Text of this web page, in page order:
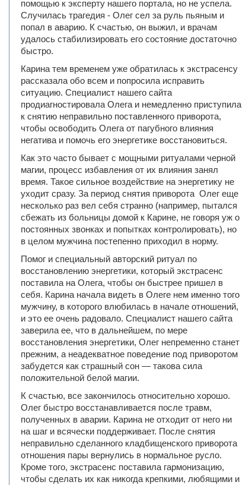
помощью к эксперту нашего портала, но не успела.
Случилась трагедия - Олег сел за руль пьяным и
попал в аварию. К счастью, он выжил, и врачам
удалось стабилизировать его состояние достаточно
быстро.
Карина тем временем уже обратилась к экстрасенсу
рассказала обо всем и попросила исправить
ситуацию. Специалист нашего сайта
продиагностировала Олега и немедленно приступила
к снятию неправильно поставленного приворота,
чтобы освободить Олега от пагубного влияния
негатива и помочь его энергетике восстановиться.
Как это часто бывает с мощными ритуалами черной
магии, процесс избавления от их влияния занял
время. Такое сильное воздействие на энергетику не
уходит сразу. За период снятия приворота Олег еще
несколько раз вел себя странно (например, пытался
сбежать из больницы домой к Карине, не говоря уж о
постоянных звонках и попытках контролировать), но
в целом мужчина постепенно приходил в норму.
Помог и специальный авторский ритуал по
восстановлению энергетики, который экстрасенс
поставила на Олега, чтобы он быстрее пришел в
себя. Карина начала видеть в Олеге нем именно того
мужчину, в которого влюбилась в начале отношений,
и это ее очень радовало. Специалист нашего сайта
заверила ее, что в дальнейшем, по мере
восстановления энергетики, Олег непременно станет
прежним, а неадекватное поведение под приворотом
забудется как страшный сон — такова сила
положительной белой магии.
К счастью, все закончилось относительно хорошо.
Олег быстро восстанавливается после травм,
полученных в аварии. Карина не отходит от него ни
на шаг и всячески поддерживает. После снятия
неправильно сделанного кладбищенского приворота
отношения пары вернулись в нормальное русло.
Кроме того, экстрасенс поставила гармонизацию,
чтобы сделать их как никогда крепкими, любящими и